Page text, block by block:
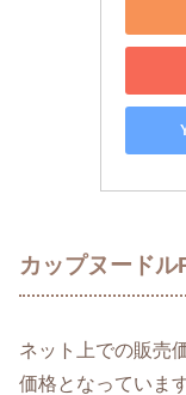
カップヌード
ネット上での販売
価格となっていま